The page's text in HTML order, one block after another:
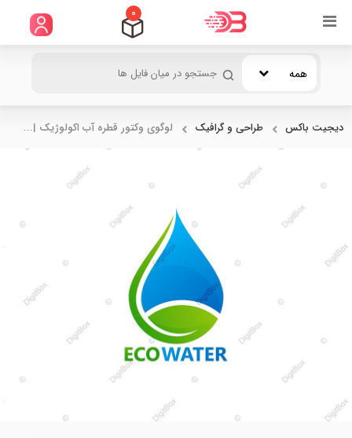
0
همه
دیجیت باکس طراحی و گرافیک لوگوی وکتور قطره آب اکولوژیک |...